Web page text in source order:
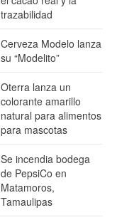
trazabilidad
Cerveza Modelo lanza
su “Modelito”
Oterra lanza un
colorante amarillo
natural para alimentos
para mascotas
Se incendia bodega
de PepsiCo en
Matamoros,
Tamaulipas